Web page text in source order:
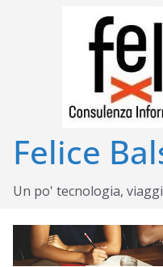
Felice
Un po' tecnologia,